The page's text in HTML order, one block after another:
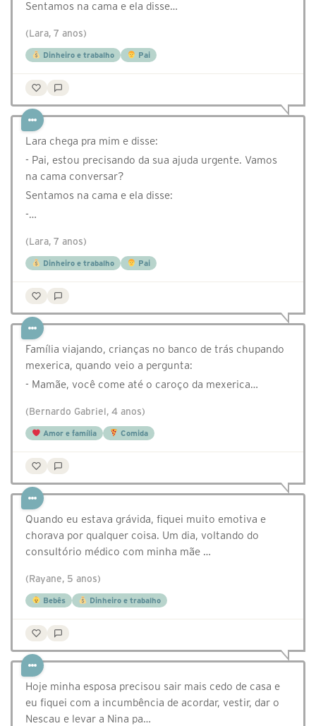
Sentamos na cama e ela disse…
(Lara, 7 anos)
Dinheiro e trabalho Pai
Lara chega pra mim e disse:
- Pai, estou precisando da sua ajuda urgente. Vamos
na cama conversar?
Sentamos na cama e ela disse:
-…
(Lara, 7 anos)
Dinheiro e trabalho Pai
Família viajando, crianças no banco de trás chupando
mexerica, quando veio a pergunta:
- Mamãe, você come até o caroço da mexerica…
(Bernardo Gabriel, 4 anos)
Amor e família Comida
Quando eu estava grávida, fiquei muito emotiva e
chorava por qualquer coisa. Um dia, voltando do
consultório médico com minha mãe …
(Rayane, 5 anos)
Bebês Dinheiro e trabalho
Hoje minha esposa precisou sair mais cedo de casa e
eu fiquei com a incumbência de acordar, vestir, dar o
Nescau e levar a Nina pa…